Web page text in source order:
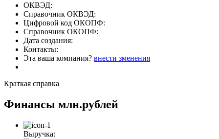
ОКВЭД:
Справочник ОКВЭД:
Цифровой код ОКОПФ:
Справочник ОКОПФ:
Дата создания:
Контакты:
Эта ваша компания? внести зменения
Краткая справка
Финансы млн.рублей
Выручка: